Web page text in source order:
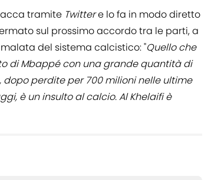
tramite Twittere lo fa in modo diretto
sul prossimo accordo tra le parti, a
del sistema calcistico: "Quello che
di Mbappé con una grande quantità di
perdite per 700 milioni nelle ultime
è un insulto al calcio. Al Khelaifi è